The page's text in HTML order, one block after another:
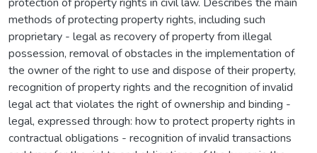
methods of protecting property rights, including such
proprietary - legal as recovery of property from illegal
possession, removal of obstacles in the implementation of
the owner of the right to use and dispose of their property,
recognition of property rights and the recognition of invalid
legal act that violates the right of ownership and binding -
legal, expressed through: how to protect property rights in
contractual obligations - recognition of invalid transactions